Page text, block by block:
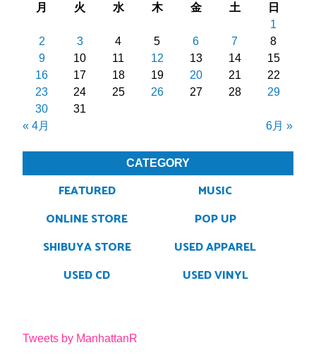
月 火 水 木 金 土 日
« 4月 6月 »
1
2
3 4 5 6 7
8
9
10 11 12 13 14
15
16
17 18 19 20 21
22
23
24 25 26 27 28
29
30
31
CATEGORY
FEATURED
MUSIC
ONLINE STORE
POP UP
SHIBUYA STORE
USED APPAREL
USED CD
USED VINYL
Tweets by ManhattanR